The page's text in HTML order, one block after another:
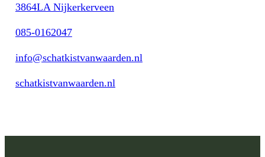
3864LA Nijkerkerveen
085-0162047
info@schatkistvanwaarden.nl
schatkistvanwaarden.nl